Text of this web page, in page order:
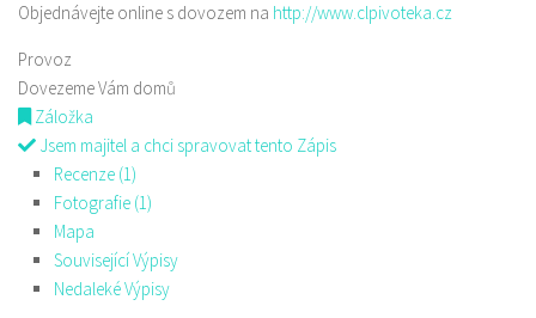
Objednávejte online s dovozem na http://www.clpivoteka.cz
Provoz
Dovezeme Vám domů
Záložka
Jsem majitel a chci spravovat tento Zápis
Recenze (1)
Fotografie (1)
Mapa
Související Výpisy
Nedaleké Výpisy